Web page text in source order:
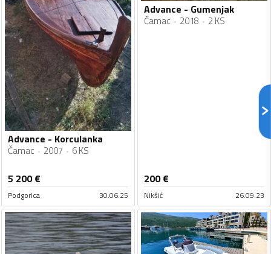
Advance - Korculanka
Čamac 2007 6 KS
5 200€
Podgorica 30.06.25
Advance - Gumenjak
Čamac 2018 2 KS
200€
Nikšić 26.09.23